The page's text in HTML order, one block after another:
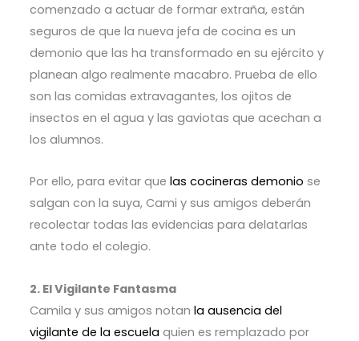
comenzado a actuar de formar extraña, están
seguros de que la nueva jefa de cocina es un
demonio que las ha transformado en su ejército y
planean algo realmente macabro. Prueba de ello
son las comidas extravagantes, los ojitos de
insectos en el agua y las gaviotas que acechan a
los alumnos.
Por ello, para evitar que las cocineras demonio se
salgan con la suya, Cami y sus amigos deberán
recolectar todas las evidencias para delatarlas
ante todo el colegio.
2. El Vigilante Fantasma
Camila y sus amigos notan la ausencia del
vigilante de la escuela quien es remplazado por